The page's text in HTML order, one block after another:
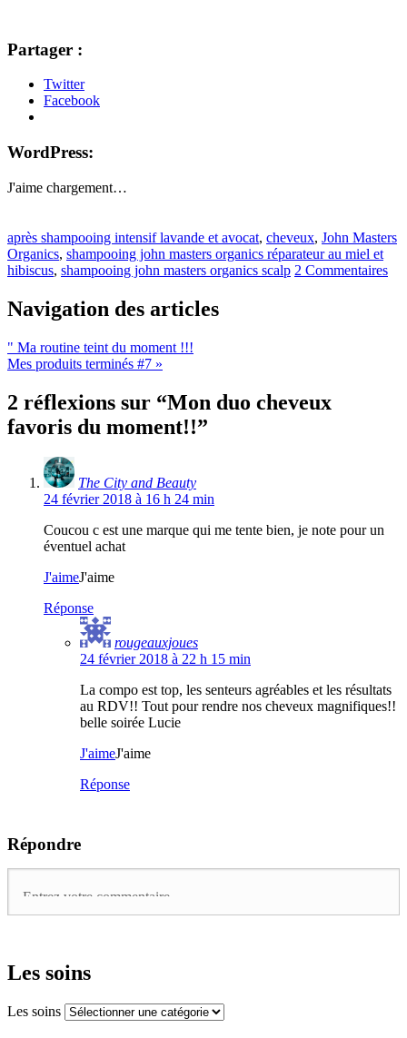
Partager :
Twitter
Facebook
WordPress:
J'aime chargement…
après shampooing intensif lavande et avocat, cheveux, John Masters
Organics, shampooing john masters organics réparateur au miel et
hibiscus, shampooing john masters organics scalp 2 Commentaires
Navigation des articles
" Ma routine teint du moment !!!
Mes produits terminés #7 »
2 réflexions sur “Mon duo cheveux
favoris du moment!!”
The City and Beauty
24 février 2018 à 16 h 24 min
Coucou c est une marque qui me tente bien, je note pour un
éventuel achat
J'aimeJ'aime
Réponse
rougeauxjoues
24 février 2018 à 22 h 15 min
La compo est top, les senteurs agréables et les résultats
au RDV!! Tout pour rendre nos cheveux magnifiques!!
belle soirée Lucie
J'aimeJ'aime
Réponse
Répondre
Les soins
Les soins